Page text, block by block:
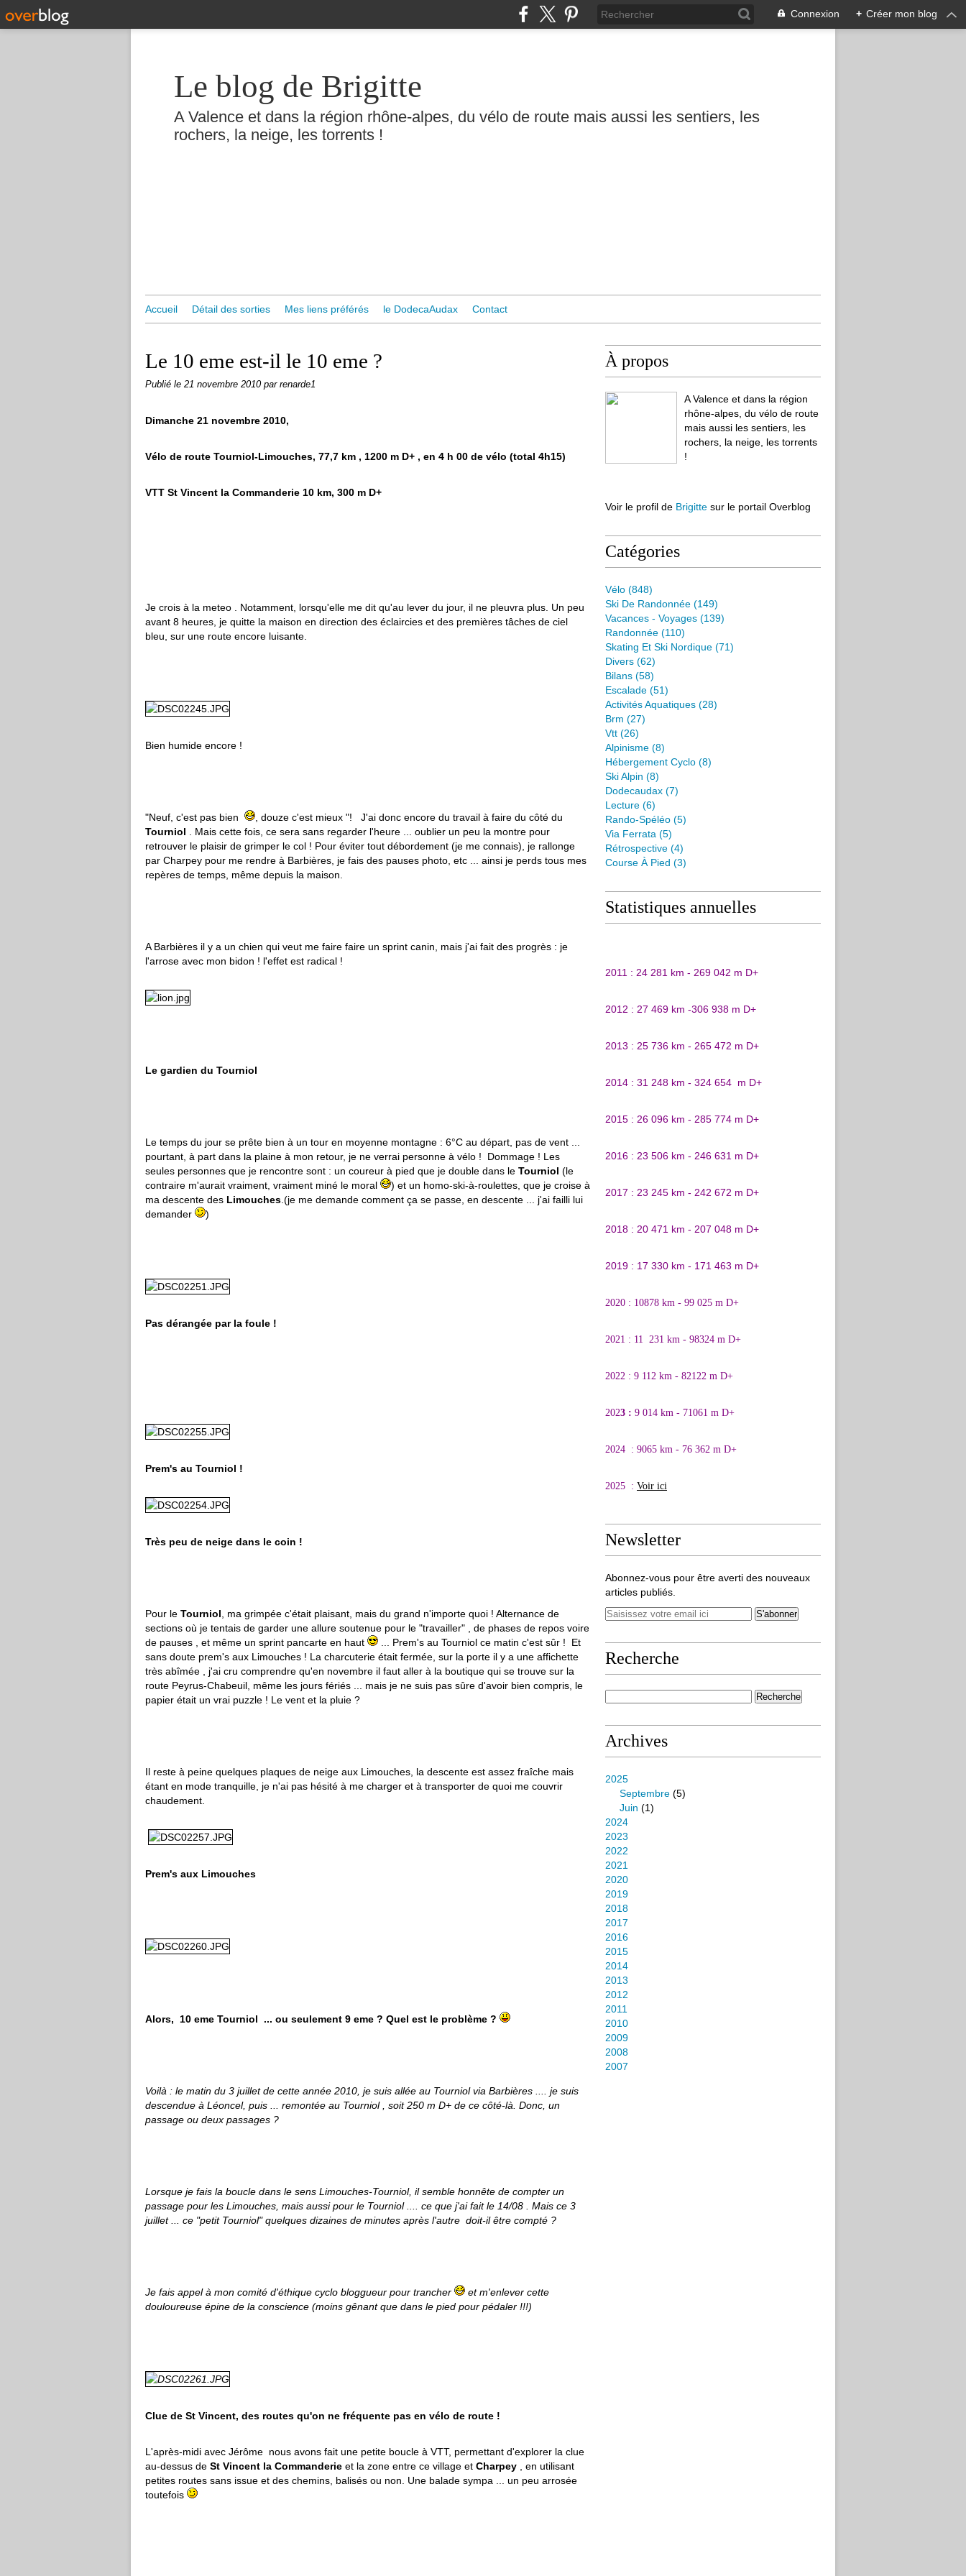
Connexion + Créer mon blog
Le blog de Brigitte
A Valence et dans la région rhône-alpes, du vélo de route mais aussi les sentiers, les
rochers, la neige, les torrents !
Accueil Détail des sorties Mes liens préférés le DodecaAudax Contact
Le 10 eme est-il le 10 eme ?
Publié le 21 novembre 2010 par renarde1
Dimanche 21 novembre 2010,
Vélo de route Tourniol-Limouches, 77,7 km , 1200 m D+ , en 4 h 00 de vélo (total 4h15)
VTT St Vincent la Commanderie 10 km, 300 m D+
Je crois à la meteo . Notamment, lorsqu'elle me dit qu'au lever du jour, il ne pleuvra plus. Un peu
avant 8 heures, je quitte la maison en direction des éclaircies et des premières tâches de ciel
bleu, sur une route encore luisante.
Bien humide encore !
"Neuf, c'est pas bien
, douze c'est mieux "! J'ai donc encore du travail à faire du côté du
Tourniol . Mais cette fois, ce sera sans regarder l'heure ... oublier un peu la montre pour
retrouver le plaisir de grimper le col ! Pour éviter tout débordement (je me connais), je rallonge
par Charpey pour me rendre à Barbières, je fais des pauses photo, etc ... ainsi je perds tous mes
repères de temps, même depuis la maison.
A Barbières il y a un chien qui veut me faire faire un sprint canin, mais j'ai fait des progrès : je
l'arrose avec mon bidon ! l'effet est radical !
Le gardien du Tourniol
Le temps du jour se prête bien à un tour en moyenne montagne : 6°C au départ, pas de vent ...
pourtant, à part dans la plaine à mon retour, je ne verrai personne à vélo ! Dommage ! Les
seules personnes que je rencontre sont : un coureur à pied que je double dans le Tourniol (le
contraire m'aurait vraiment, vraiment miné le moral
) et un homo-ski-à-roulettes, que je croise à
ma descente des Limouches .(je me demande comment ça se passe, en descente ... j'ai failli lui
demander
)
Pas dérangée par la foule !
Prem's au Tourniol !
Très peu de neige dans le coin !
Pour le Tourniol , ma grimpée c'était plaisant, mais du grand n'importe quoi ! Alternance de
sections où je tentais de garder une allure soutenue pour le "travailler" , de phases de repos voire
de pauses , et même un sprint pancarte en haut
... Prem's au Tourniol ce matin c'est sûr ! Et
sans doute prem's aux Limouches ! La charcuterie était fermée, sur la porte il y a une affichette
très abîmée , j'ai cru comprendre qu'en novembre il faut aller à la boutique qui se trouve sur la
route Peyrus-Chabeuil, même les jours fériés ... mais je ne suis pas sûre d'avoir bien compris, le
papier était un vrai puzzle ! Le vent et la pluie ?
Il reste à peine quelques plaques de neige aux Limouches, la descente est assez fraîche mais
étant en mode tranquille, je n'ai pas hésité à me charger et à transporter de quoi me couvrir
chaudement.
Prem's aux Limouches
Alors, 10 eme Tourniol ... ou seulement 9 eme ? Quel est le problème ?
Voilà : le matin du 3 juillet de cette année 2010, je suis allée au Tourniol via Barbières .... je suis
descendue à Léoncel, puis ... remontée au Tourniol , soit 250 m D+ de ce côté-là. Donc, un
passage ou deux passages ?
Lorsque je fais la boucle dans le sens Limouches-Tourniol, il semble honnête de compter un
passage pour les Limouches, mais aussi pour le Tourniol .... ce que j'ai fait le 14/08 . Mais ce 3
juillet ... ce "petit Tourniol" quelques dizaines de minutes après l'autre doit-il être compté ?
Je fais appel à mon comité d'éthique cyclo bloggueur pour trancher
et m'enlever cette
douloureuse épine de la conscience (moins gênant que dans le pied pour pédaler !!!)
Clue de St Vincent, des routes qu'on ne fréquente pas en vélo de route !
L'après-midi avec Jérôme nous avons fait une petite boucle à VTT, permettant d'explorer la clue
au-dessus de St Vincent la Commanderie et la zone entre ce village et Charpey , en utilisant
petites routes sans issue et des chemins, balisés ou non. Une balade sympa ... un peu arrosée
toutefois
À propos
A Valence et dans la région
rhône-alpes, du vélo de route
mais aussi les sentiers, les
rochers, la neige, les torrents
!
Voir le profil de Brigitte sur le portail Overblog
Catégories
Vélo (848)
Ski De Randonnée (149)
Vacances - Voyages (139)
Randonnée (110)
Skating Et Ski Nordique (71)
Divers (62)
Bilans (58)
Escalade (51)
Activités Aquatiques (28)
Brm (27)
Vtt (26)
Alpinisme (8)
Hébergement Cyclo (8)
Ski Alpin (8)
Dodecaudax (7)
Lecture (6)
Rando-Spéléo (5)
Via Ferrata (5)
Rétrospective (4)
Course À Pied (3)
Statistiques annuelles
2011 : 24 281 km - 269 042 m D+
2012 : 27 469 km -306 938 m D+
2013 : 25 736 km - 265 472 m D+
2014 : 31 248 km - 324 654 m D+
2015 : 26 096 km - 285 774 m D+
2016 : 23 506 km - 246 631 m D+
2017 : 23 245 km - 242 672 m D+
2018 : 20 471 km - 207 048 m D+
2019 : 17 330 km - 171 463 m D+
2020 : 10878 km - 99 025 m D+
2021 : 11 231 km - 98324 m D+
2022 : 9 112 km - 82122 m D+
2023 : 9 014 km - 71061 m D+
2024 : 9065 km - 76 362 m D+
2025 : Voir ici
Newsletter
Abonnez-vous pour être averti des nouveaux
articles publiés.
Recherche
Archives
2025
Septembre (5)
Juin (1)
2024
2023
2022
2021
2020
2019
2018
2017
2016
2015
2014
2013
2012
2011
2010
2009
2008
2007